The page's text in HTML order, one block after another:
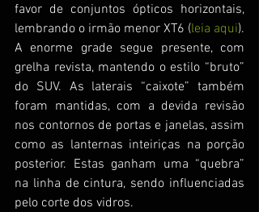
favor de conjuntos ópticos horizontais,
lembrando o irmão menor XT6 (leia aqui).
A enorme grade segue presente, com
grelha revista, mantendo o estilo “bruto”
do SUV. As laterais “caixote” também
foram mantidas, com a devida revisão
nos contornos de portas e janelas, assim
como as lanternas inteiriças na porção
posterior. Estas ganham uma “quebra”
na linha de cintura, sendo influenciadas
pelo corte dos vidros.